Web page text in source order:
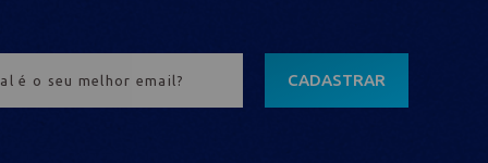
CADASTRAR